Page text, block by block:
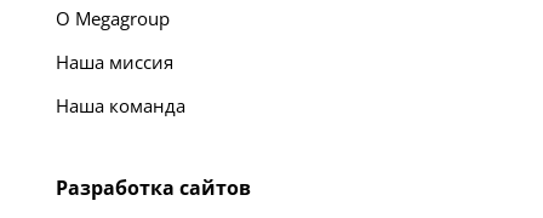
О Megagroup
Наша миссия
Наша команда
Разработка сайтов